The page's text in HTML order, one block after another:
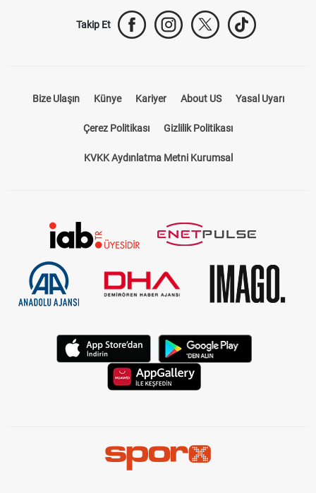
Takip Et
Bize Ulaşın Künye Kariyer About US Yasal Uyarı
Çerez Politikası Gizlilik Politikası
KVKK Aydınlatma Metni Kurumsal